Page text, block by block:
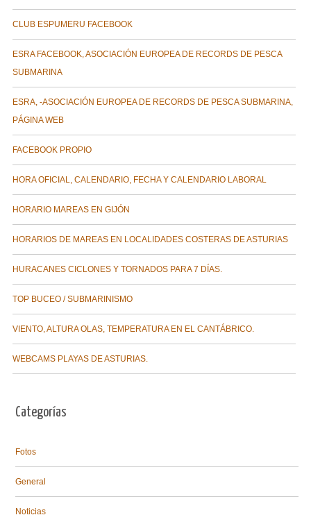
CLUB ESPUMERU FACEBOOK
ESRA FACEBOOK, ASOCIACIÓN EUROPEA DE RECORDS DE PESCA
SUBMARINA
ESRA, -ASOCIACIÓN EUROPEA DE RECORDS DE PESCA SUBMARINA,
PÁGINA WEB
FACEBOOK PROPIO
HORA OFICIAL, CALENDARIO, FECHA Y CALENDARIO LABORAL
HORARIO MAREAS EN GIJÓN
HORARIOS DE MAREAS EN LOCALIDADES COSTERAS DE ASTURIAS
HURACANES CICLONES Y TORNADOS PARA 7 DÍAS.
TOP BUCEO / SUBMARINISMO
VIENTO, ALTURA OLAS, TEMPERATURA EN EL CANTÁBRICO.
WEBCAMS PLAYAS DE ASTURIAS.
Categorías
Fotos
General
Noticias